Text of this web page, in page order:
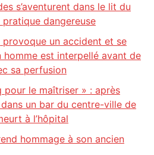
s’aventurent dans le lit du
dangereuse
provoque un accident et se
homme est interpellé avant de
sa perfusion
pour le maîtriser » : après
un bar du centre-ville de
à l’hôpital
hommage à son ancien